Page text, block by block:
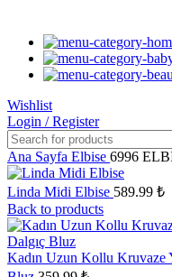
Wishlist
Login / Register
Ana Sayfa Elbise 6996
Linda Midi Elbise 589.99 ₺
Back to products
Kadın Uzun Kollu Kruvaze